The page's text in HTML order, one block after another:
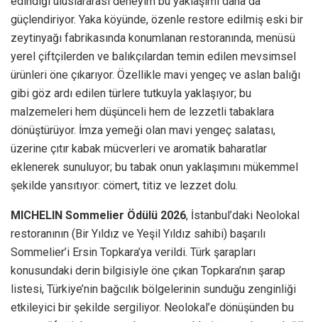
güçlendiriyor. Yaka köyünde, özenle restore edilmiş eski bir
zeytinyağı fabrikasında konumlanan restoranında, menüsü
yerel çiftçilerden ve balıkçılardan temin edilen mevsimsel
ürünleri öne çıkarıyor. Özellikle mavi yengeç ve aslan balığı
gibi göz ardı edilen türlere tutkuyla yaklaşıyor; bu
malzemeleri hem düşünceli hem de lezzetli tabaklara
dönüştürüyor. İmza yemeği olan mavi yengeç salatası,
üzerine çıtır kabak mücverleri ve aromatik baharatlar
eklenerek sunuluyor; bu tabak onun yaklaşımını mükemmel
şekilde yansıtıyor: cömert, titiz ve lezzet dolu.
MICHELIN Sommelier Ödülü 2026, İstanbul’daki Neolokal
restoranının (Bir Yıldız ve Yeşil Yıldız sahibi) başarılı
Sommelier’i Ersin Topkara’ya verildi. Türk şarapları
konusundaki derin bilgisiyle öne çıkan Topkara’nın şarap
listesi, Türkiye’nin bağcılık bölgelerinin sunduğu zenginliği
etkileyici bir şekilde sergiliyor. Neolokal’e dönüşünden bu